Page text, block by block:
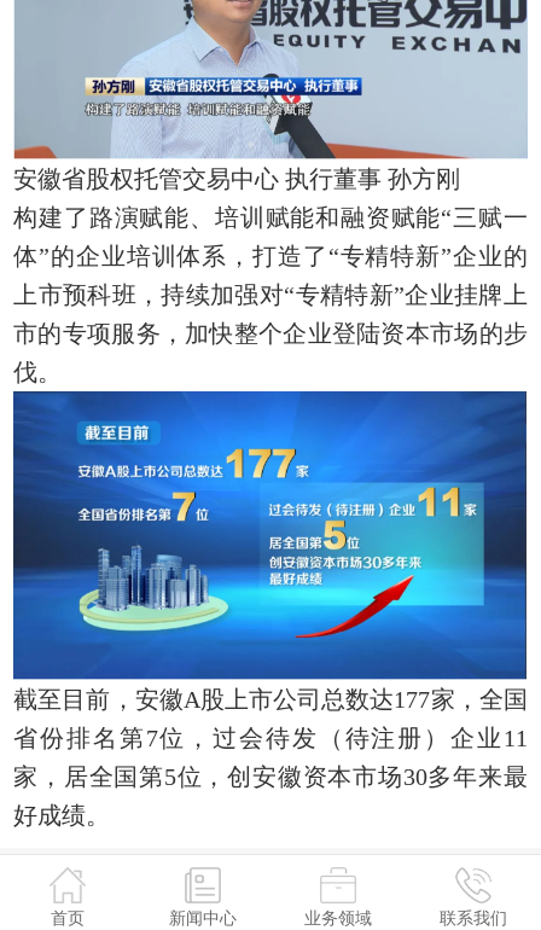
安徽省股权托管交易中心 执行董事 孙方刚
构建了路演赋能、培训赋能和融资赋能“三赋一
体”的企业培训体系，打造了“专精特新”企业的
上市预科班，持续加强对“专精特新”企业挂牌上
市的专项服务，加快整个企业登陆资本市场的步
伐。
截至目前，安徽A股上市公司总数达177家，全国
省份排名第7位，过会待发（待注册）企业11
家，居全国第5位，创安徽资本市场30多年来最
好成绩。
首页 新闻中心 业务领域 联系我们